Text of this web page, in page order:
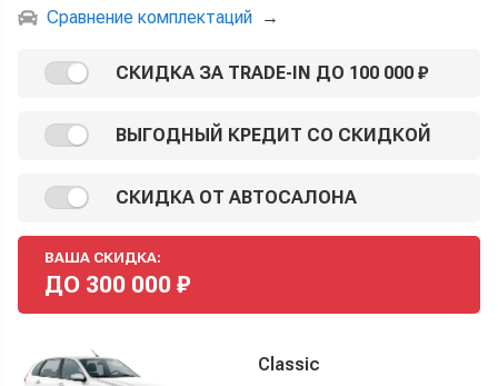
Сравнение комплектаций →
СКИДКА ЗА TRADE-IN ДО 100 000 ₽
ВЫГОДНЫЙ КРЕДИТ СО СКИДКОЙ
СКИДКА ОТ АВТОСАЛОНА
ВАША СКИДКА:
ДО 300 000 ₽
Classic